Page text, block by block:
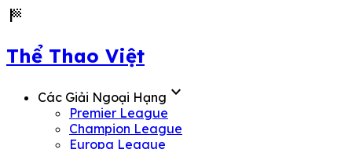
sports_score
Thể Thao Việt
Các Giải Ngoại Hạng expand_more
Premier League
Champion League
Europa League